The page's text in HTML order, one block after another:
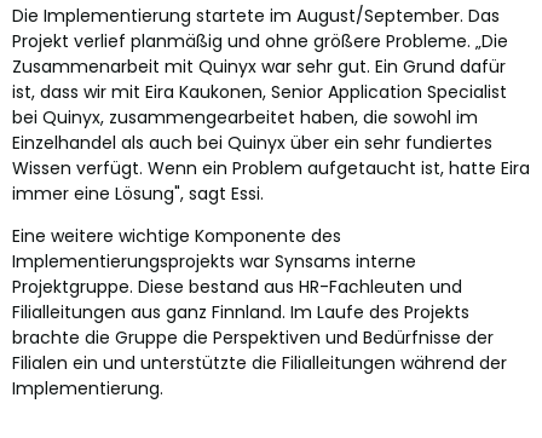
Die Implementierung startete im August/September. Das
Projekt verlief planmäßig und ohne größere Probleme. „Die
Zusammenarbeit mit Quinyx war sehr gut. Ein Grund dafür
ist, dass wir mit Eira Kaukonen, Senior Application Specialist
bei Quinyx, zusammengearbeitet haben, die sowohl im
Einzelhandel als auch bei Quinyx über ein sehr fundiertes
Wissen verfügt. Wenn ein Problem aufgetaucht ist, hatte Eira
immer eine Lösung", sagt Essi.
Eine weitere wichtige Komponente des
Implementierungsprojekts war Synsams interne
Projektgruppe. Diese bestand aus HR-Fachleuten und
Filialleitungen aus ganz Finnland. Im Laufe des Projekts
brachte die Gruppe die Perspektiven und Bedürfnisse der
Filialen ein und unterstützte die Filialleitungen während der
Implementierung.